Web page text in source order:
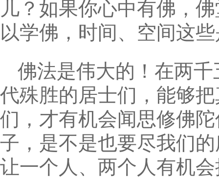
儿？如果你心中有佛，
以学佛，时间、空间这
佛法是伟大的！在两
代殊胜的居士们，能够
们，才有机会闻思修佛
子，是不是也要尽我们
让一个人、两个人有机